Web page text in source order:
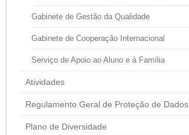
Gabinete de Gestão da Qualidade
Gabinete de Cooperação Internacional
Serviço de Apoio ao Aluno e à Família
Atividades
Regulamento Geral de Proteção de Dados
Plano de Diversidade